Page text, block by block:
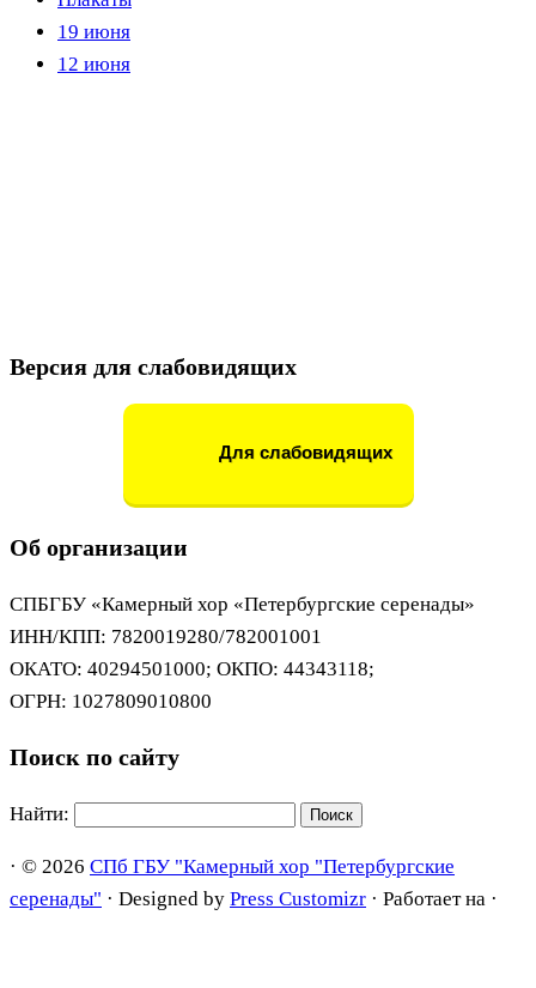
19 июня
12 июня
Версия для слабовидящих
Для слабовидящих
Об организации
СПБГБУ «Камерный хор «Петербургские серенады»
ИНН/КПП: 7820019280/782001001
ОКАТО: 40294501000; ОКПО: 44343118;
ОГРН: 1027809010800
Поиск по сайту
Найти:
· © 2026 СПб ГБУ "Камерный хор "Петербургские
серенады" · Designed by Press Customizr · Работает на ·